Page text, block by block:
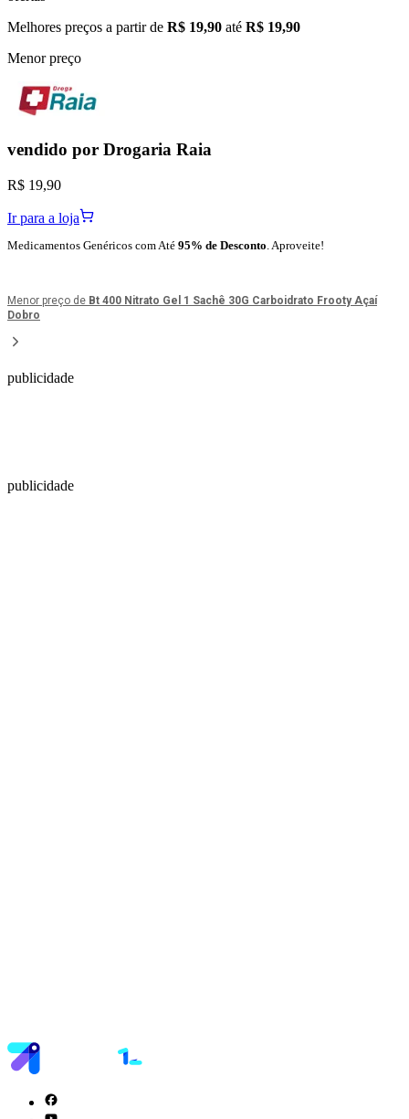
Melhores preços a partir de R$ 19,90 até R$ 19,90
Menor preço
vendido por Drogaria Raia
R$ 19,90
Ir para a loja
Medicamentos Genéricos com Até 95% de Desconto. Aproveite!
Menor preço de Bt 400 Nitrato Gel 1 Sachê 30G Carboidrato Frooty Açaí
Dobro
publicidade
publicidade